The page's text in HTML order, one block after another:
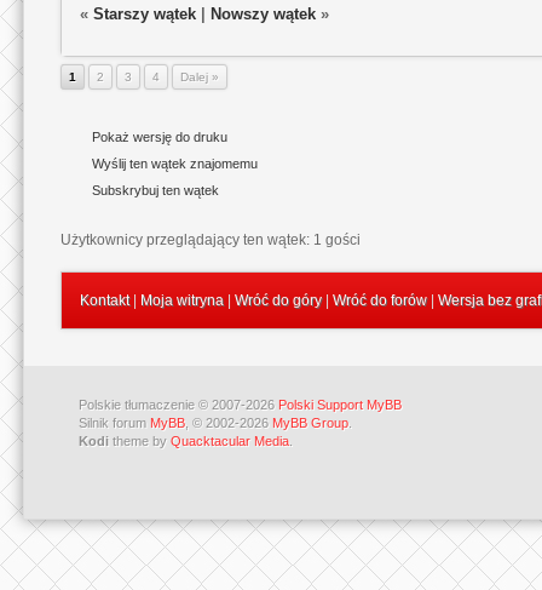
« Starszy wątek Nowszy wątek »
1 2 3 4 Dalej »
Pokaż wersję do druku
Wyślij ten wątek znajomemu
Subskrybuj ten wątek
Użytkownicy przeglądający ten wątek: 1 gości
Kontakt| Moja witryna Wróć do góry| Wróć do forów| Wersja bez
Polskie tłumaczenie © 2007-2026 Polski Support MyBB
Silnik forum MyBB , © 2002-2026 MyBB Group
Kodi theme by Quacktacular Media